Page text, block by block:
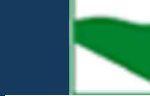
Regione Emilia-Romagna Partecipazione